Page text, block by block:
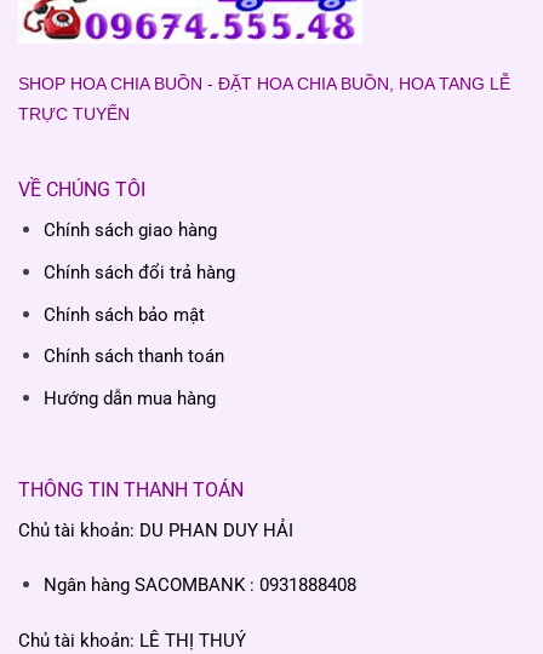
SHOP HOA CHIA BUỒN - ĐẶT HOA CHIA BUỒN, HOA TANG LỄ
TRỰC TUYẾN
VỀ CHÚNG TÔI
Chính sách giao hàng
Chính sách đổi trả hàng
Chính sách bảo mật
Chính sách thanh toán
Hướng dẫn mua hàng
THÔNG TIN THANH TOÁN
Chủ tài khoản: DU PHAN DUY HẢI
Ngân hàng SACOMBANK : 0931888408
Chủ tài khoản: LÊ THỊ THUÝ